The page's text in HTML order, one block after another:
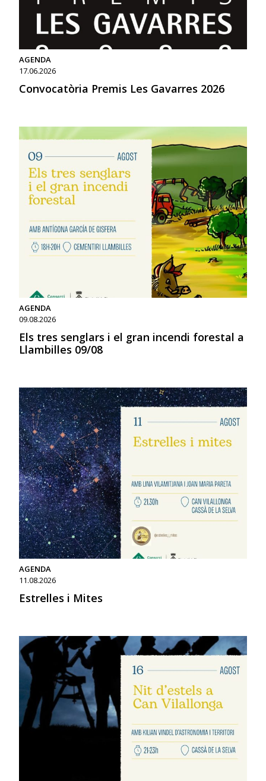
AGENDA
17.06.2026
Convocatòria Premis Les Gavarres 2026
AGENDA
09.08.2026
Els tres senglars i el gran incendi forestal a
Llambilles 09/08
AGENDA
11.08.2026
Estrelles i Mites